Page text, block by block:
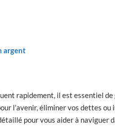
argent
rapidement, il est essentiel
l’avenir, éliminer vos dettes
pour vous aider à naviguer